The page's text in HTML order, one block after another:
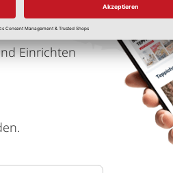
Einrichten